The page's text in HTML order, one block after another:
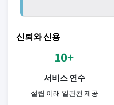
신뢰와 신용
10+
서비스 연수
설립 이래 일관된 제공